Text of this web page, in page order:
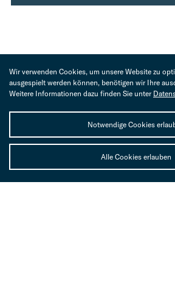
AKTUELLES
Wir verwenden Cookies, um unsere Website zu
ausgespielt werden können, benötigen wir Ihre
Weitere Informationen dazu finden Sie unter
Notwendige Cookies
Alle Cookies erlauben